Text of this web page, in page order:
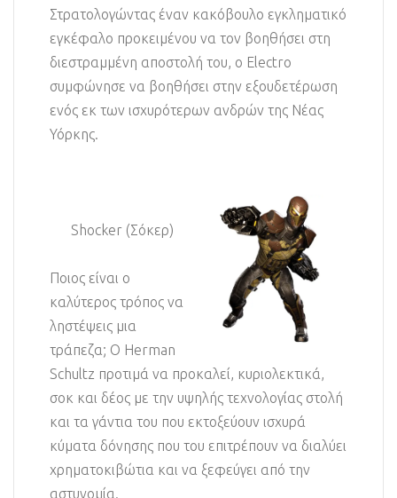
Στρατολογώντας έναν κακόβουλο εγκληματικό
εγκέφαλο προκειμένου να τον βοηθήσει στη
διεστραμμένη αποστολή του, ο Electro
συμφώνησε να βοηθήσει στην εξουδετέρωση
ενός εκ των ισχυρότερων ανδρών της Νέας
Υόρκης.
Shocker (Σόκερ)
Ποιος είναι ο
καλύτερος τρόπος να
ληστέψεις μια
τράπεζα; Ο Herman
Schultz προτιμά να προκαλεί, κυριολεκτικά,
σοκ και δέος με την υψηλής τεχνολογίας στολή
και τα γάντια του που εκτοξεύουν ισχυρά
κύματα δόνησης που του επιτρέπουν να διαλύει
χρηματοκιβώτια και να ξεφεύγει από την
αστυνομία.